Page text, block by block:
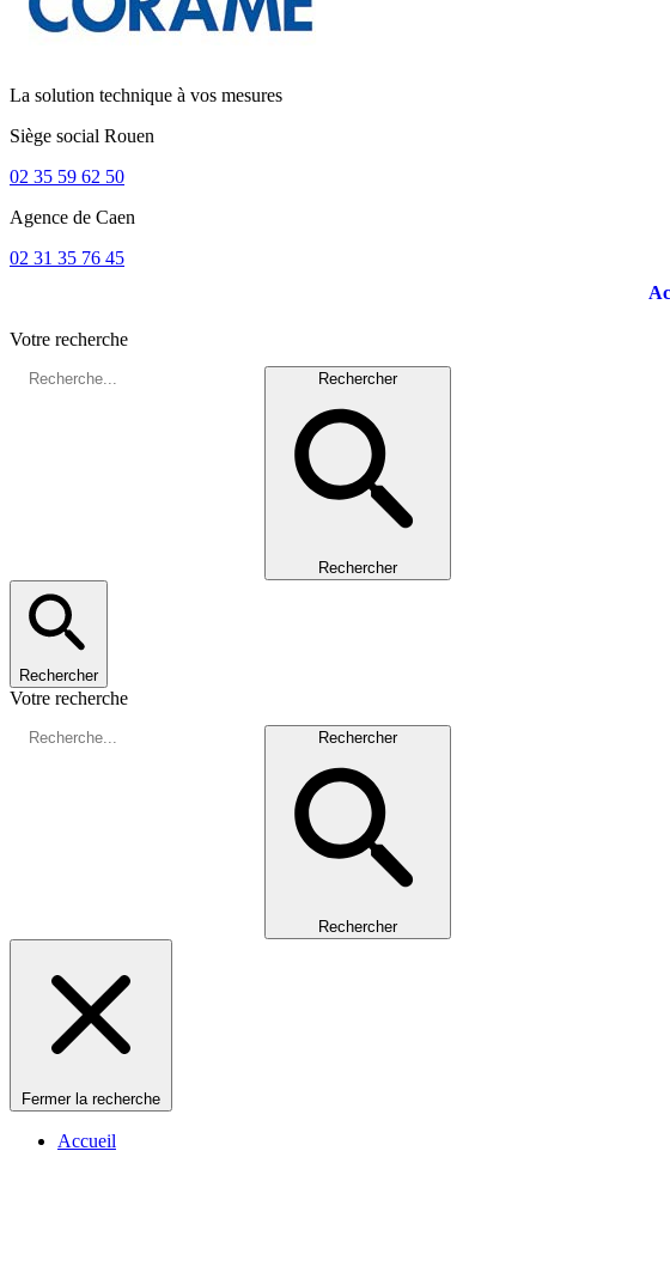
La solution technique à vos mesures
Siège social Rouen
02 35 59 62 50
Agence de Caen
02 31 35 76 45
Votre recherche
Rechercher
Rechercher
Rechercher
Votre recherche
Rechercher
Rechercher
Fermer la recherche
Accueil